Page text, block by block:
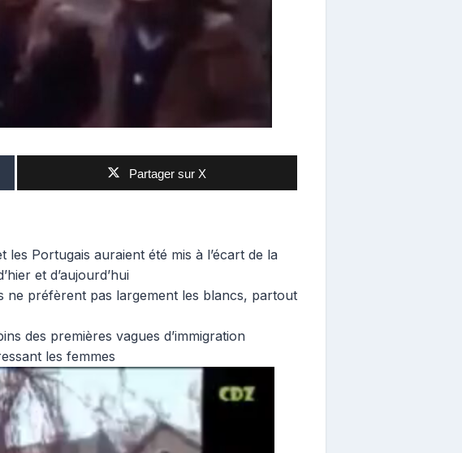
Partager sur X
les Portugais auraient été mis à l’écart de la
et d’aujourd’hui
ne préfèrent pas largement les blancs, partout
des premières vagues d’immigration
les femmes